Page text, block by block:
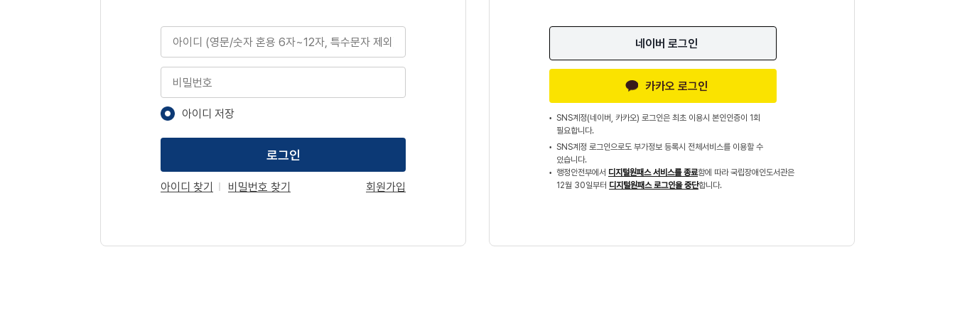
아이디
비밀번호
아이디 저장
로그인
아이디 찾기 비밀번호 찾기 회원가입
네이버 로그인
카카오 로그인
SNS계정(네이버, 카카오) 로그인은 최초 이용시 본인인증이 1회
필요합니다.
SNS계정 로그인으로도 부가정보 등록시 전체서비스를 이용할 수
있습니다.
행정안전부에서 디지털원패스 서비스를 종료함에 따라 국립장애인도서관은
12월 30일부터 디지털원패스 로그인을 중단합니다.